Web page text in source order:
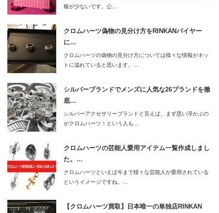
報が少ないです。公…
クロムハーツ偽物の見分け方をRINKANバイヤー
に…
クロムハーツの偽物の見分け方については様々な情報がネッ
トに溢れていると思います。…
シルバーブランドでメンズに人気な26ブランドを徹
底…
シルバーアクセサリーブランドと言えば、まず思い浮かぶの
がクロムハーツ！という人も…
クロムハーツの芸能人愛用アイテム一覧作成しまし
た。…
クロムハーツといえば今まで様々な芸能人が愛用されている
というイメージですね。…
【クロムハーツ買取】日本唯一の単独店RINKAN